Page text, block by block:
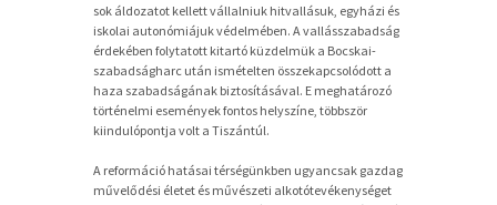
sok áldozatot kellett vállalniuk hitvallásuk, egyházi és
iskolai autonómiájuk védelmében. A vallásszabadság
érdekében folytatott kitartó küzdelmük a Bocskai-
szabadságharc után ismételten összekapcsolódott a
haza szabadságának biztosításával. E meghatározó
történelmi események fontos helyszíne, többször
kiindulópontja volt a Tiszántúl.
A reformáció hatásai térségünkben ugyancsak gazdag
művelődési életet és művészeti alkotótevékenységet